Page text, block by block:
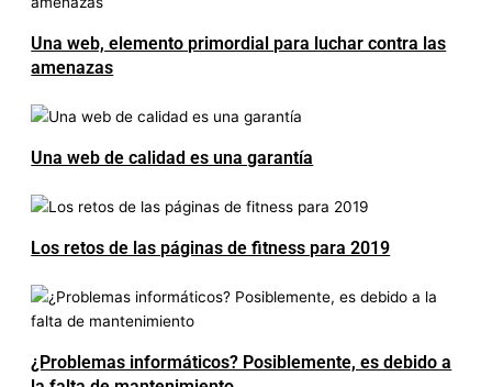
Una web, elemento primordial para luchar contra las
amenazas
Una web de calidad es una garantía
Los retos de las páginas de fitness para 2019
¿Problemas informáticos? Posiblemente, es debido a